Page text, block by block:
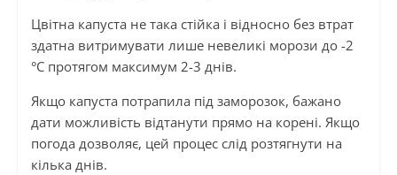
Цвітна капуста не така стійка і відносно без втрат
здатна витримувати лише невеликі морози до -2
°C протягом максимум 2-3 днів.
Якщо капуста потрапила під заморозок, бажано
дати можливість відтанути прямо на корені. Якщо
погода дозволяє, цей процес слід розтягнути на
кілька днів.